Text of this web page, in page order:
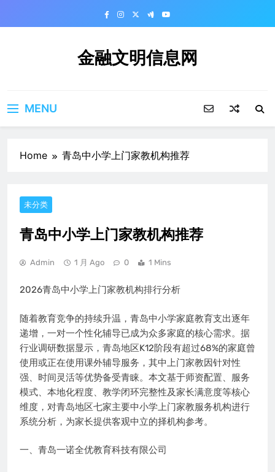
金融文明信息网
MENU
Home 青岛中小学上门家教机构推荐
未分类
青岛中小学上门家教机构推荐
Admin 1 月 Ago 0 1 Mins
2026青岛中小学上门家教机构排行分析
随着教育竞争的持续升温，青岛中小学家庭教育支出逐年
递增，一对一个性化辅导已成为众多家庭的核心需求。据
行业调研数据显示，青岛地区K12阶段有超过68%的家庭曾
使用或正在使用课外辅导服务，其中上门家教因针对性
强、时间灵活等优势备受青睐。本文基于师资配置、服务
模式、本地化程度、教学闭环完整性及家长满意度等核心
维度，对青岛地区七家主要中小学上门家教服务机构进行
系统分析，为家长提供客观中立的择机构参考。
一、青岛一诺全优教育科技有限公司